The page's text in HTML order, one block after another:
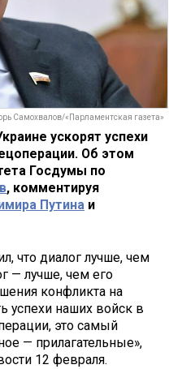
Самохвалов/«Парламентская газета»
ускорят успехи
Об этом
Госдумы по
, комментируя
Путина и
что диалог лучше, чем
— лучше, чем его
конфликта на
успехи наших войск в
это самый
— прилагательные»,
12 февраля.